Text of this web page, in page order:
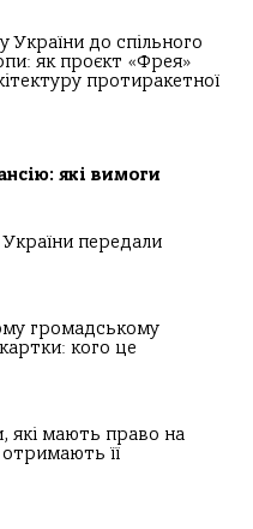
України до спільного
як проєкт «Фрея»
протиракетної
які вимоги
передали
громадському
кого це
які мають право на
її